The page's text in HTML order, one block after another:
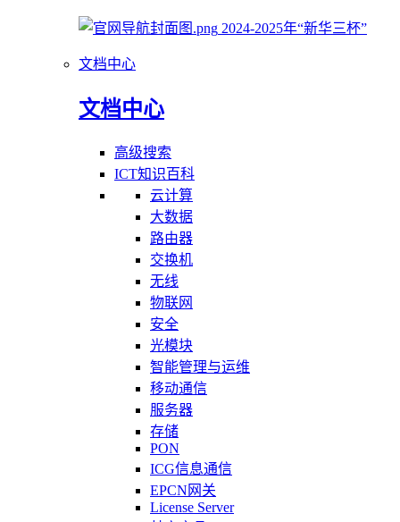
2024-2025年“新华三杯”
文档中心
文档中心
高级搜索
ICT知识百科
云计算
大数据
路由器
交换机
无线
物联网
安全
光模块
智能管理与运维
移动通信
服务器
存储
PON
ICG信息通信
EPCN网关
License Server